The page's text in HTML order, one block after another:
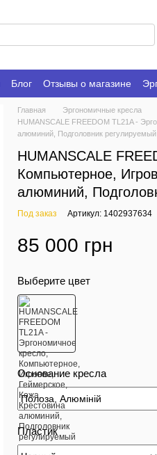
Блог Отзывы о магазине
Главная Эргономичные кресла
HUMANSCALE FREEDOM TL21A -
алюминий, Подголовник регулируемый
HUMANSCALE
Компьютерное,
алюминий,
Под заказ Артикул: 1402937634
85 000 грн
Выберите цвет
Основание кресла
Пластик